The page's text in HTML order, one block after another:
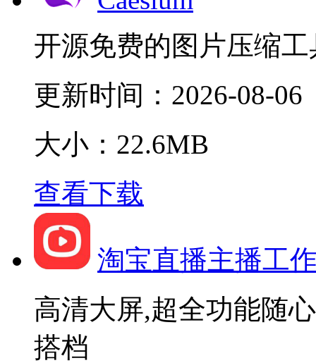
开源免费的图片压缩工
更新时间： 2026-08-06
大小：22.6MB
查看下载
淘宝直播主播工
高清大屏,超全功能随
搭档